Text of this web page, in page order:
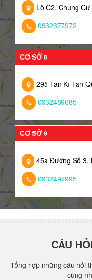
Lô C2, Chung
0932377972
CƠ SỞ 8
295 Tân Kì Tân
0932489685
CƠ SỞ 9
45a Đường Số 3,
0932497995
CÂU
Tổng hợp những câu hỏi
cũng